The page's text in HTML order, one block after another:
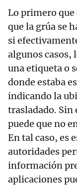
Lo primero que
que la grúa se
si
algunos casos,
una etiqueta o
donde estaba
indicando la
trasladado. Sin
puede que no
En tal caso, es
autoridades
información
aplicaciones